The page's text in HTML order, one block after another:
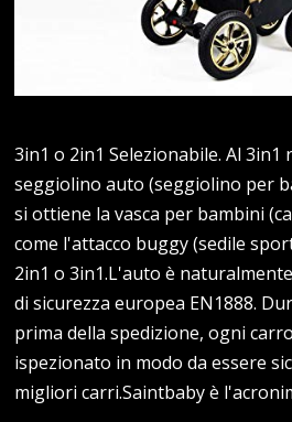
3in1 o 2in1 Selezionabile. Al 3in1
seggiolino auto (seggiolino per
si ottiene la vasca per bambini
come l'attacco buggy (sedile
2in1 o 3in1.L'auto è
di sicurezza europea EN1888.
prima della spedizione, ogni
ispezionato in modo da essere
migliori carri.Saintbaby è